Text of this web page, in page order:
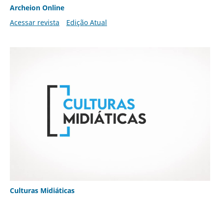
Archeion Online
Acessar revista
Edição Atual
Culturas Midiáticas